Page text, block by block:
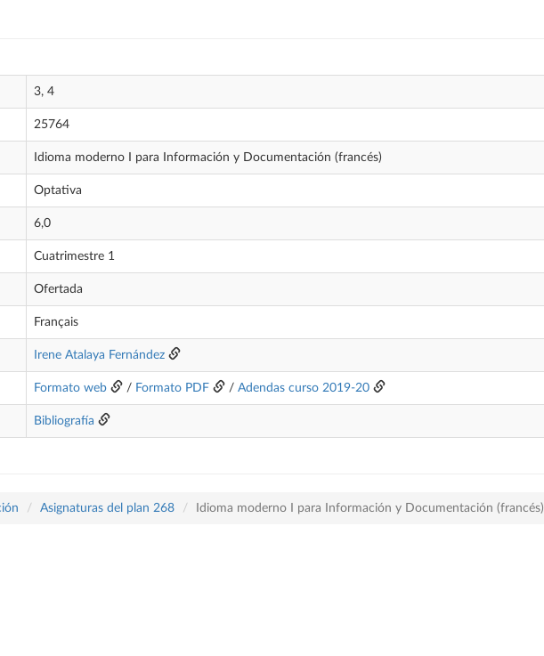
3, 4
25764
Idioma moderno I para Información y Documentación (francés)
Optativa
6,0
Cuatrimestre 1
Ofertada
Français
Irene Atalaya Fernández
Formato web / Formato PDF / Adendas curso 2019-20
Bibliografía
Asignaturas del plan 268 Idioma moderno I para Información y Documentación (francés)